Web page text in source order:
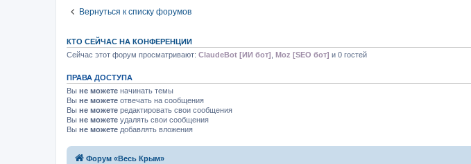
Вернуться к списку форумов
КТО СЕЙЧАС НА КОНФЕРЕНЦИИ
Сейчас этот форум просматривают: ClaudeBot [ИИ бот] Moz [SEO бот] и 0 гостей
ПРАВА ДОСТУПА
Вы не можете начинать темы
Вы не можете отвечать на сообщения
Вы не можете редактировать свои сообщения
Вы не можете удалять свои сообщения
Вы не можете добавлять вложения
Форум «Весь Крым»